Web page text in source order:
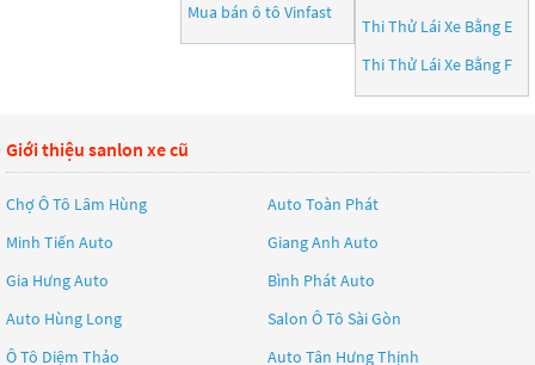
Mua bán ô tô Vinfast
Thi Thử Lái Xe Bằng E
Thi Thử Lái Xe Bằng F
Giới thiệu sanlon xe cũ
Chợ Ô Tô Lâm Hùng
Auto Toàn Phát
Minh Tiến Auto
Giang Anh Auto
Gia Hưng Auto
Bình Phát Auto
Auto Hùng Long
Salon Ô Tô Sài Gòn
Ô Tô Diệm Thảo
Auto Tân Hưng Thịnh